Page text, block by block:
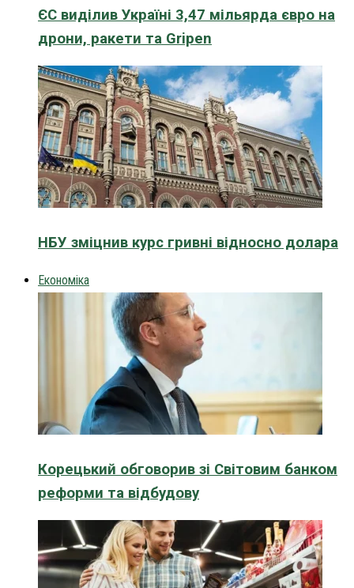
ЄС виділив Україні 3,47 мільярда євро на
дрони, ракети та Gripen
НБУ зміцнив курс гривні відносно долара
Економіка
Корецький обговорив зі Світовим банком
реформи та відбудову